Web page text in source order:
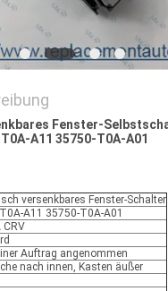
Fenster-
A11 35750-T0A-A01
versenkbares Fenster-Schalter
A11 35750-T0A-A01
CRV
Auftrag angenommen
nach innen, Kasten äußer